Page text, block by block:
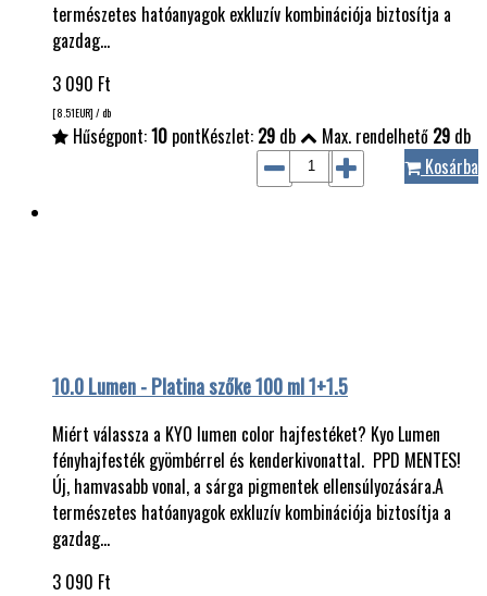
természetes hatóanyagok exkluzív kombinációja biztosítja a
gazdag…
3 090 Ft
[8.51EUR] / db
Hűségpont:10 pontKészlet: 29 db Max. rendelhető 29 db
Kosárba
10.0 Lumen - Platina szőke 100 ml 1+1.5
Miért válassza a KYO lumen color hajfestéket? Kyo Lumen
fényhajfesték gyömbérrel és kenderkivonattal. PPD MENTES!
Új, hamvasabb vonal, a sárga pigmentek ellensúlyozására.A
természetes hatóanyagok exkluzív kombinációja biztosítja a
gazdag…
3 090 Ft